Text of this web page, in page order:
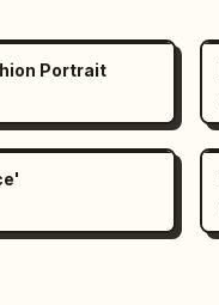
a la
Portrait